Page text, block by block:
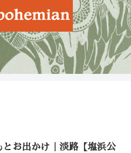
とお出かけ｜淡路【塩浜公